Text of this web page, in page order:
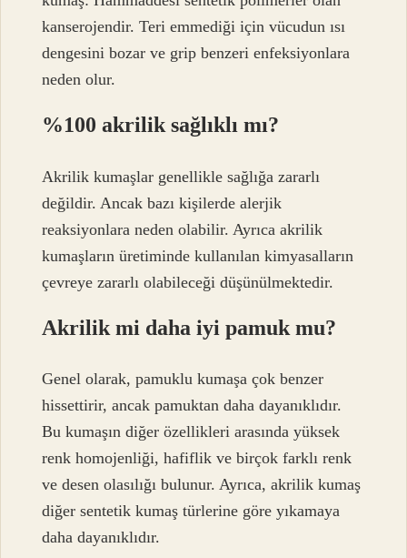
kanserojendir. Teri emmediği için vücudun ısı
dengesini bozar ve grip benzeri enfeksiyonlara
neden olur.
%100 akrilik sağlıklı mı?
Akrilik kumaşlar genellikle sağlığa zararlı
değildir. Ancak bazı kişilerde alerjik
reaksiyonlara neden olabilir. Ayrıca akrilik
kumaşların üretiminde kullanılan kimyasalların
çevreye zararlı olabileceği düşünülmektedir.
Akrilik mi daha iyi pamuk mu?
Genel olarak, pamuklu kumaşa çok benzer
hissettirir, ancak pamuktan daha dayanıklıdır.
Bu kumaşın diğer özellikleri arasında yüksek
renk homojenliği, hafiflik ve birçok farklı renk
ve desen olasılığı bulunur. Ayrıca, akrilik kumaş
diğer sentetik kumaş türlerine göre yıkamaya
daha dayanıklıdır.